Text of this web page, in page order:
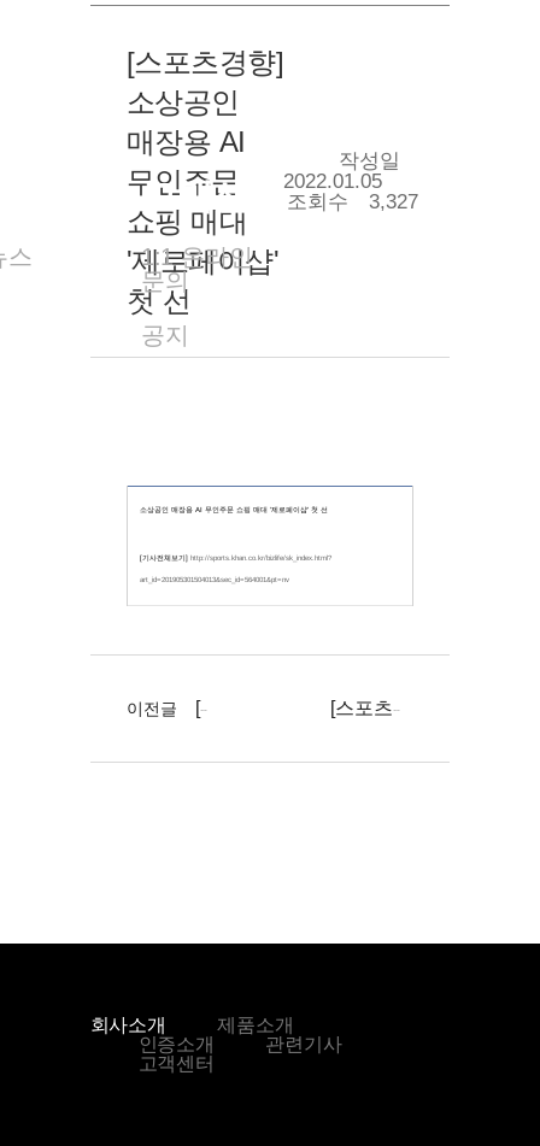
련기사
스
고객센터
1:1 온라인
문의
공지
[스포츠경향]
소상공인
매장용 AI
무인주문
쇼핑 매대
'제로페이샵'
첫 선
작성일
2022.01.05
조회수
3,327
소상공인 매장용 AI 무인주문 쇼핑 매대 '제로페이샵' 첫 선
[기사전체보기] http://sports.khan.co.kr/bizlife/sk_index.html?
art_id=201905301504013&sec_id=564001&pt=nv
이전글 [한국면세점뉴스] 한국의 아마존Go '아이스Go' 첫선
회사소개
제품소개
인증소개
관련기사
고객센터